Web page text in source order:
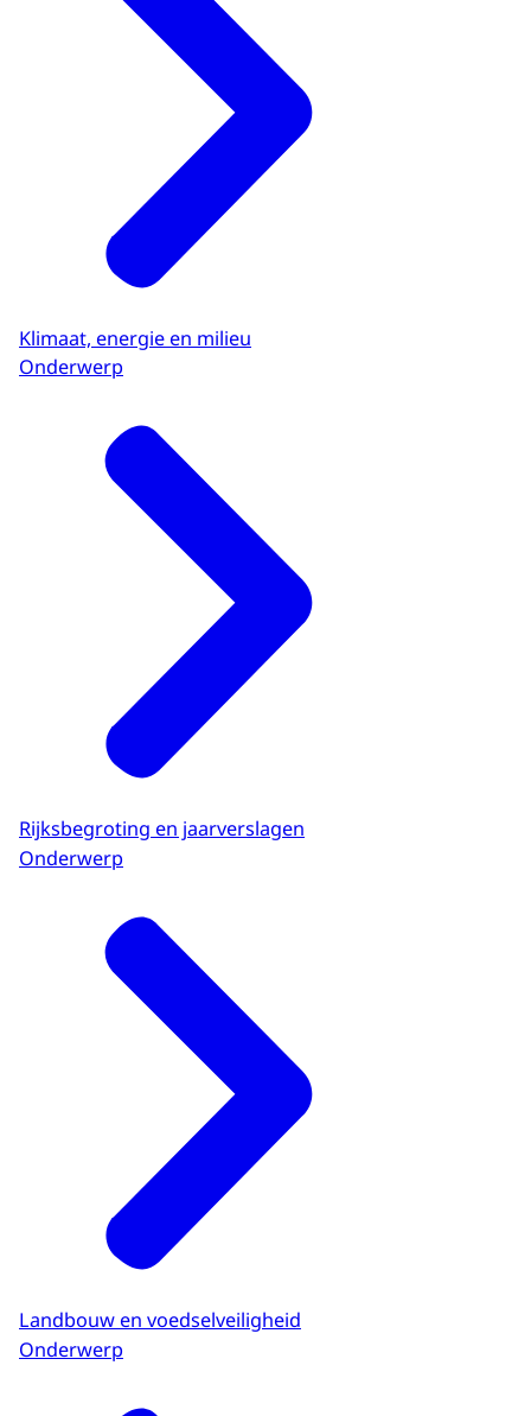
Klimaat, energie en milieu
Onderwerp
Rijksbegroting en jaarverslagen
Onderwerp
Landbouw en voedselveiligheid
Onderwerp